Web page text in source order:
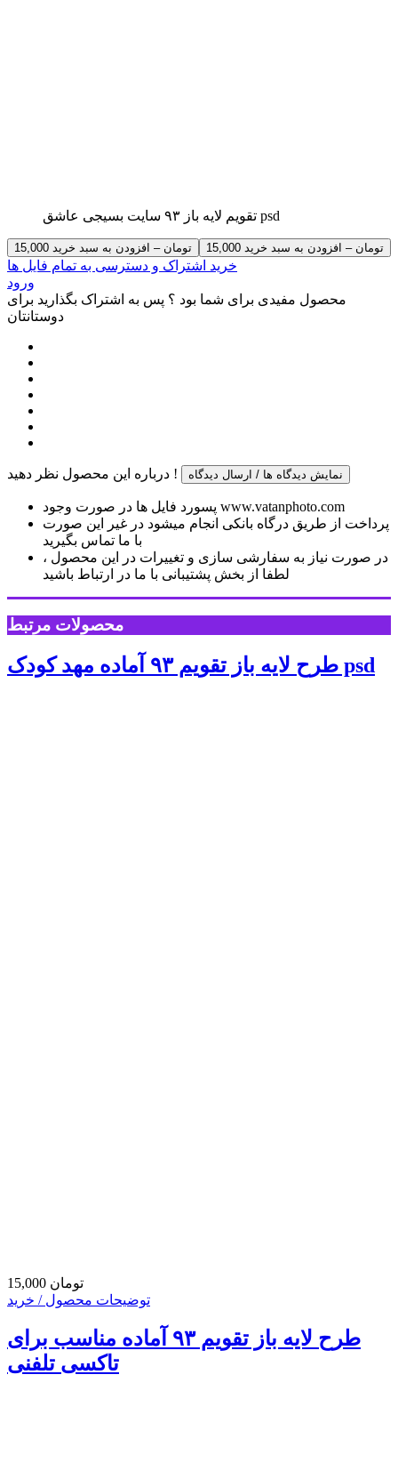
تقویم لایه باز ۹۳ سایت بسیجی عاشق psd
15,000 تومان – افزودن به سبد خرید
خرید اشتراک و دسترسی به تمام فایل ها
ورود
محصول مفیدی برای شما بود ؟ پس به اشتراک بگذارید برای
دوستانتان
درباره این محصول نظر دهید ! نمایش دیدگاه ها / ارسال دیدگاه
پسورد فایل ها در صورت وجود www.vatanphoto.com
پرداخت از طریق درگاه بانکی انجام میشود در غیر این صورت
با ما تماس بگیرید
در صورت نیاز به سفارشی سازی و تغییرات در این محصول ،
لطفا از بخش پشتیبانی با ما در ارتباط باشید
محصولات مرتبط
طرح لایه باز تقویم ۹۳ آماده مهد کودک psd
15,000 تومان
توضیحات محصول / خرید
طرح لایه باز تقویم ۹۳ آماده مناسب برای
تاکسی تلفنی